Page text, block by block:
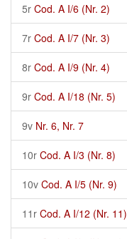
5r Cod. A I/6 (Nr. 2)
7r Cod. A I/7 (Nr. 3)
8r Cod. A I/9 (Nr. 4)
9r Cod. A I/18 (Nr. 5)
9v Nr. 6, Nr. 7
10r Cod. A I/3 (Nr. 8)
10v Cod. A I/5 (Nr. 9)
11r Cod. A I/12 (Nr. 11)